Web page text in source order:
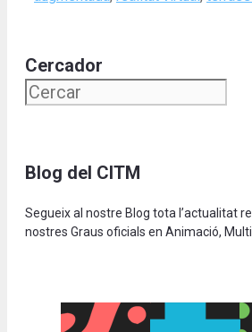
Cercador
Blog del CITM
Segueix al nostre Blog tota l’actualitat
nostres Graus oficials en Animació,